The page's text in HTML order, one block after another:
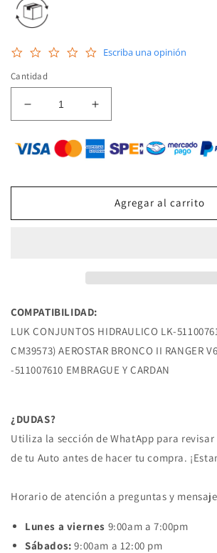
0.0
Escriba una opinión
Cantidad
Reducir
cantidad
para
LK-
CILINDRO
AEROSTAR
BRONCO
II
RANGER
V6
FORD
Aumentar
cantidad
para
LK-
CILINDRO
(DM-
BRONCO
II
RANGER
V6
Agregar al carrito
COMPATIBILIDAD:
LUK CONJUNTOS HIDRAULICO LK-
CM39573) AEROSTAR BRONCO II RANGER
-511007610 EMBRAGUE Y CARDAN
¿DUDAS?
Utiliza la sección de WhatApp para
de tu Auto antes de hacer tu compra.
Horario de atención a preguntas y
Lunes a viernes 9:00am a 7:00pm
Sábados: 9:00am a 12:00 pm